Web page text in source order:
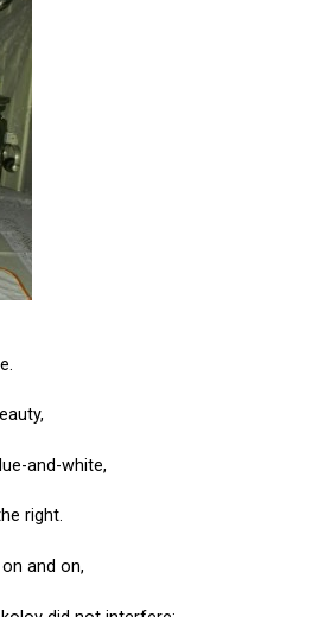
and-white,
right.
and on,